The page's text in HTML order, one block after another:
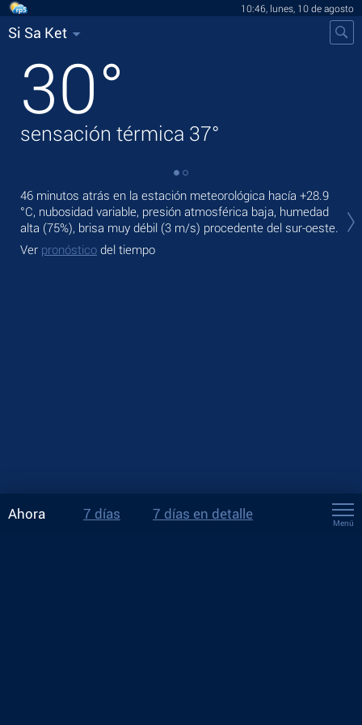
10:46, lunes, 10 de agosto
Si Sa Ket
30°
sensación térmica 37°
46 minutos atrás en la estación meteorológica hacía +28.9
°C, nubosidad variable, presión atmosférica baja, humedad
alta (75%), brisa muy débil (3 m/s) procedente del sur-oeste.
Ver pronóstico del tiempo
Ahora 7 días 7 días en detalle
Menú